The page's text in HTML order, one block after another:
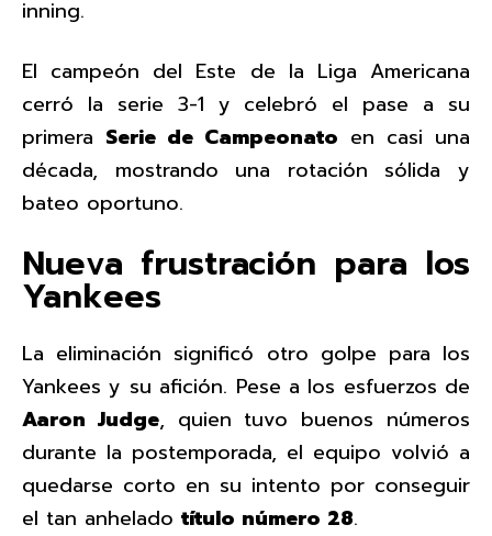
inning.
El campeón del Este de la Liga Americana
cerró la serie 3-1 y celebró el pase a su
primera Serie de Campeonato en casi una
década, mostrando una rotación sólida y
bateo oportuno.
Nueva frustración para los
Yankees
La eliminación significó otro golpe para los
Yankees y su afición. Pese a los esfuerzos de
Aaron Judge, quien tuvo buenos números
durante la postemporada, el equipo volvió a
quedarse corto en su intento por conseguir
el tan anhelado título número 28.